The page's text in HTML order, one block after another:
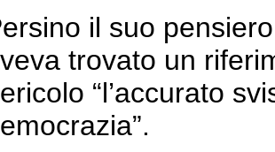
il suo
trovato un
“l’accurato